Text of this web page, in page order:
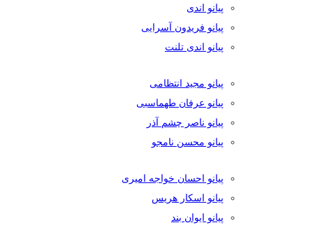
پیانو اندی
پیانو فریدون آسرایی
پیانو اندی تلنت
پیانو مجید انتظامی
پیانو عرفان طهماسبی
پیانو ناصر چشم آذر
پیانو محسن نامجو
پیانو احسان خواجه امیری
پیانو اسکار هریس
پیانو ایوان بند